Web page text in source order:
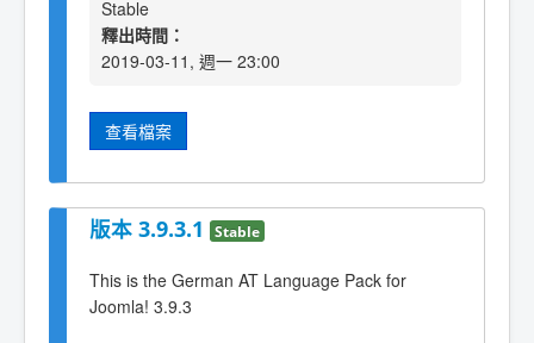
Stable
釋出時間：
2019-03-11, 週一 23:00
查看檔案
版本 3.9.3.1 Stable
This is the German AT Language Pack for
Joomla! 3.9.3